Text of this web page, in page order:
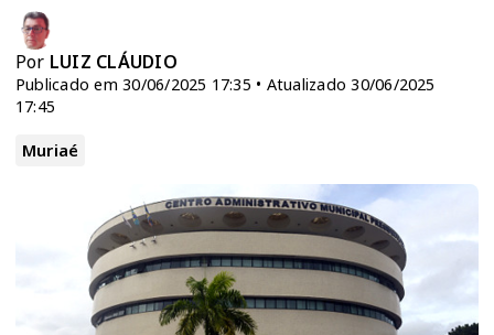
Por LUIZ CLÁUDIO
Publicado em 30/06/2025 17:35 • Atualizado 30/06/2025
17:45
Muriaé